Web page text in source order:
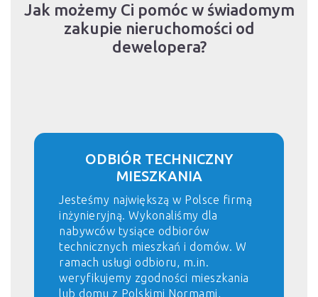
Jak możemy Ci pomóc w świadomym
zakupie nieruchomości od
dewelopera?
ODBIÓR TECHNICZNY
MIESZKANIA
Jesteśmy największą w Polsce firmą
inżynieryjną. Wykonaliśmy dla
nabywców tysiące odbiorów
technicznych mieszkań i domów. W
ramach usługi odbioru, m.in.
weryfikujemy zgodności mieszkania
lub domu z Polskimi Normami,